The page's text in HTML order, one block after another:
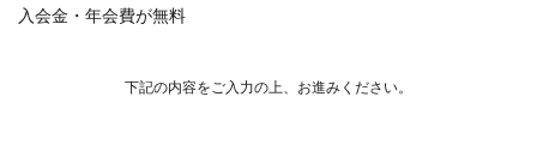
入会金・年会費が無料
下記の内容をご入力の上、お進みください。